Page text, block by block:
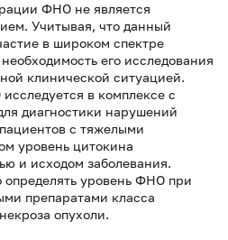
ФНО не является
Учитывая, что данный
в широком спектре
его исследования
клинической ситуацией.
в комплексе с
диагностики нарушений
с тяжелыми
уровень цитокина
и исходом заболевания.
определять уровень ФНО при
препаратами класса
опухоли.